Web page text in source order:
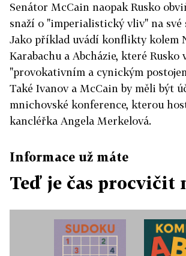
Senátor McCain naopak Rusko
snaží o "imperialistický vliv" na své
Jako příklad uvádí konflikty kolem
Karabachu a Abcházie, které Rusko
"provokativním a cynickým
Také Ivanov a McCain by měli být
mnichovské konference, kterou
kancléřka Angela Merkelová.
Informace už máte
Teď je čas procvičit